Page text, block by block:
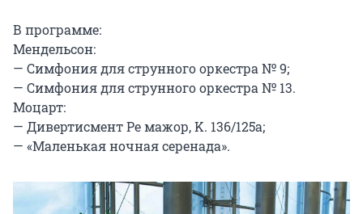
В программе:
Мендельсон:
— Симфония для струнного оркестра № 9;
— Симфония для струнного оркестра № 13.
Моцарт:
— Дивертисмент Ре мажор, K. 136/125a;
— «Маленькая ночная серенада».